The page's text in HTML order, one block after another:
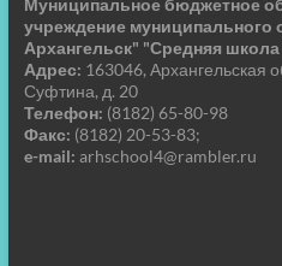
учреждение муниципального
Архангельск" "Средняя
Адрес: 163046, Архангельская
Суфтина, д. 20
Телефон: (8182) 65-80-98
Факс: (8182) 20-53-83;
e-mail: arhschool4@rambler.ru